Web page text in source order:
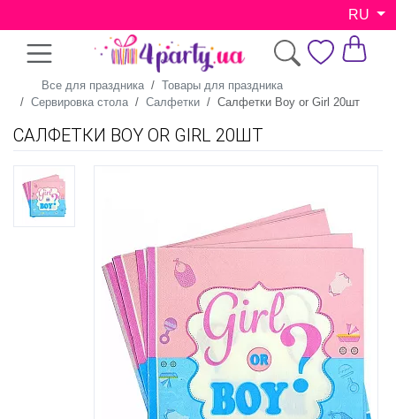
RU
Все для праздника
Товары для праздника
Сервировка стола
Салфетки Салфетки Boy or Girl 20шт
САЛФЕТКИ BOY OR GIRL 20ШТ